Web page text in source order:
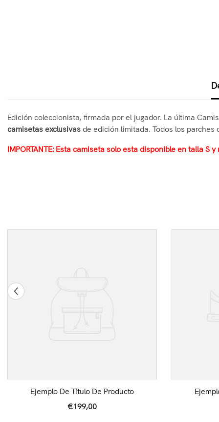
Edición coleccionista, firmada por el jugador. La última
camisetas exclusivasde edición limitada. Todos los parches
IMPORTANTE: Esta camiseta solo esta disponible en talla S
Ejemplo De Título De Producto
€199,00